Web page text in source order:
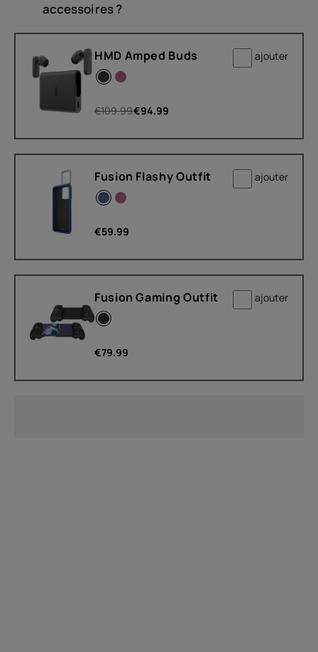
accessoires ?
HMD Amped Buds ajouter
€109.99€94.99
Fusion Flashy Outfit ajouter
€59.99
Fusion Gaming Outfit ajouter
€79.99